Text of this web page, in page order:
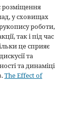
розміщення
у сховищах
роботи,
так і під час
це сприяє
та
та динаміці
The Effect of